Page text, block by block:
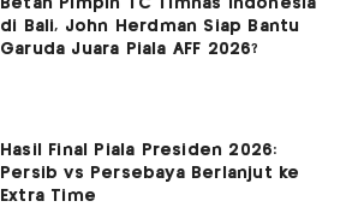
Betah Pimpin TC Timnas Indonesia
di Bali, John Herdman Siap Bantu
Garuda Juara Piala AFF 2026?
Hasil Final Piala Presiden 2026:
Persib vs Persebaya Berlanjut ke
Extra Time